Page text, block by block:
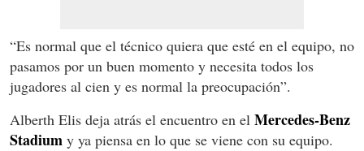
“Es normal que el técnico quiera que esté en el equipo, no
pasamos por un buen momento y necesita todos los
jugadores al cien y es normal la preocupación”.
Alberth Elis deja atrás el encuentro en el Mercedes-Benz
Stadium y ya piensa en lo que se viene con su equipo.